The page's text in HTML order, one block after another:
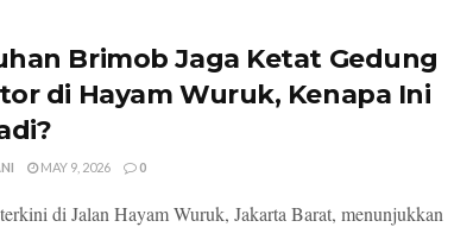
Brimob Jaga Ketat Gedung
di Hayam Wuruk, Kenapa Ini
MAY 9, 2026 0
di Jalan Hayam Wuruk, Jakarta Barat, menunjukkan